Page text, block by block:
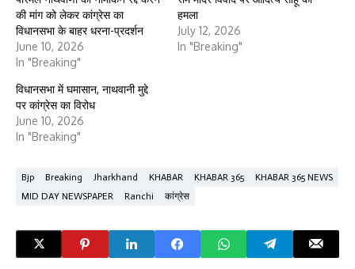
की मांग को लेकर कांग्रेस का
विधानसभा के बाहर धरना-प्रदर्शन
June 10, 2026
In "Breaking"
हमला
July 12, 2026
In "Breaking"
विधानसभा में घमासान, नाथवानी मुद्दे
पर कांग्रेस का विरोध
June 10, 2026
In "Breaking"
Bjp Breaking Jharkhand KHABAR KHABAR 365
KHABAR 365 NEWS
MID DAY NEWSPAPER
Ranchi कांग्रेस